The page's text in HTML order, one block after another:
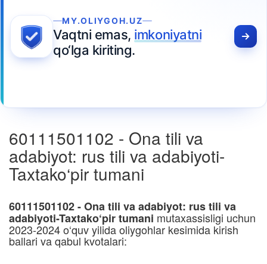
MY.OLIYGOH.UZ
Vaqtni emas, imkoniyatni
qo‘lga kiriting.
60111501102 - Ona tili va
adabiyot: rus tili va adabiyoti-
Taxtako‘pir tumani
60111501102 - Ona tili va adabiyot: rus tili va
adabiyoti-Taxtako‘pir tumani mutaxassisligi uchun
2023-2024 o‘quv yilida oliygohlar kesimida kirish
ballari va qabul kvotalari: